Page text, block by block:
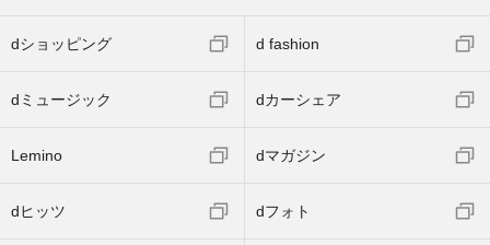
dショッピング d fashion
dミュージック dカーシェア
Lemino dマガジン
dヒッツ dフォト